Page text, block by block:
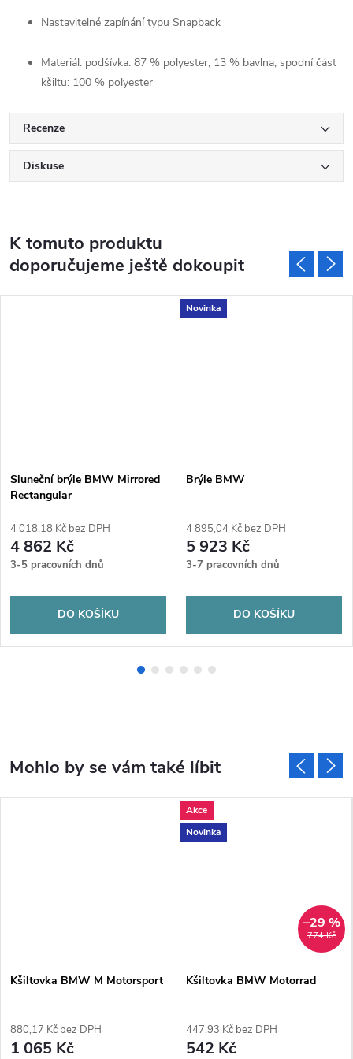
Nastavitelné zapínání typu Snapback
Materiál: podšívka: 87 % polyester, 13 % bavlna; spodní část
kšiltu: 100 % polyester
Recenze
Diskuse
K tomuto produktu
doporučujeme ještě dokoupit
Sluneční brýle BMW Mirrored
Rectangular
4 018,18 Kč bez DPH
4 862 Kč
3-5 pracovních dnů
DO KOŠÍKU
Novinka
Brýle BMW
4 895,04 Kč bez DPH
5 923 Kč
3-7 pracovních dnů
DO KOŠÍKU
Kšiltovka BMW M Motorsport
880,17 Kč bez DPH
1 065 Kč
Akce
Novinka
774 Kč
–29 %
Kšiltovka BMW Motorrad
447,93 Kč bez DPH
542 Kč